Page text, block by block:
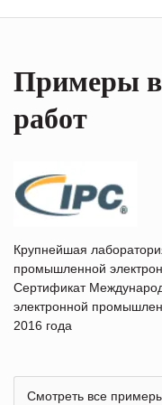
Примеры
работ
Крупнейшая
промышленной
Сертификат
электронной
2016 года
Смотреть все